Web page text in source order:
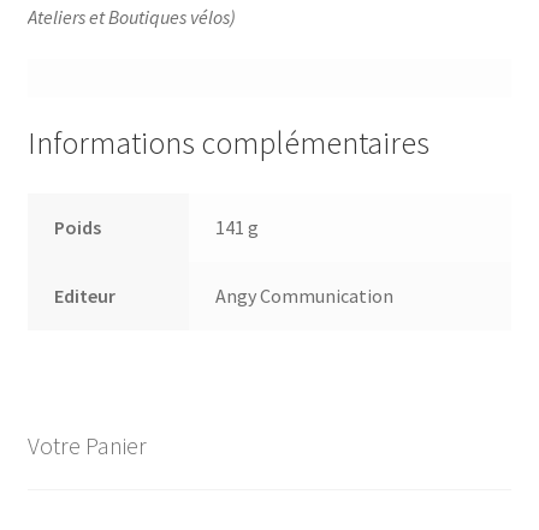
Ateliers et Boutiques vélos)
Informations complémentaires
Poids 141 g
Editeur Angy Communication
Votre Panier